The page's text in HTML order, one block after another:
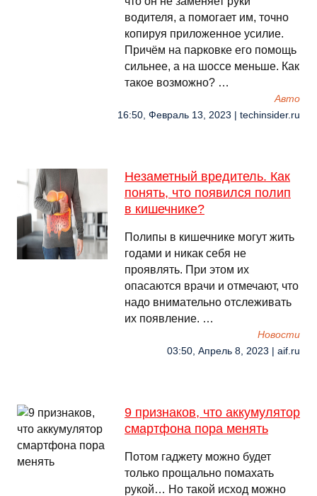
водителя, а помогает им, точно
копируя приложенное усилие.
Причём на парковке его помощь
сильнее, а на шоссе меньше. Как
такое возможно? …
Авто
16:50, Февраль 13, 2023 | techinsider.ru
Незаметный вредитель. Как
понять, что появился полип
в кишечнике?
Полипы в кишечнике могут жить
годами и никак себя не
проявлять. При этом их
опасаются врачи и отмечают, что
надо внимательно отслеживать
их появление. …
Новости
03:50, Апрель 8, 2023 | aif.ru
9 признаков, что аккумулятор
смартфона пора менять
Потом гаджету можно будет
только прощально помахать
рукой… Но такой исход можно